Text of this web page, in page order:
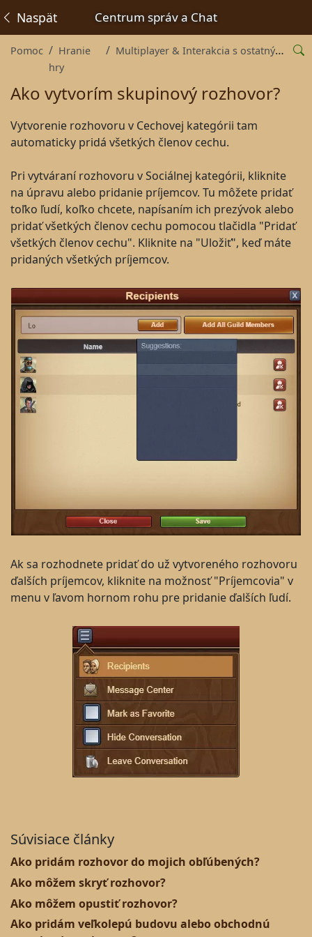
Centrum správ a Chat
Naspäť
Pomoc
Hranie
hry
Multiplayer & Interakcia s ostatnými hráčmi
Ako vytvorím skupinový rozhovor?
Vytvorenie rozhovoru v Cechovej kategórii tam
automaticky pridá všetkých členov cechu.
Pri vytváraní rozhovoru v Sociálnej kategórii, kliknite
na úpravu alebo pridanie príjemcov. Tu môžete pridať
toľko ľudí, koľko chcete, napísaním ich prezývok alebo
pridať všetkých členov cechu pomocou tlačidla "Pridať
všetkých členov cechu". Kliknite na "Uložiť", keď máte
pridaných všetkých príjemcov.
Ak sa rozhodnete pridať do už vytvoreného rozhovoru
ďalších príjemcov, kliknite na možnosť "Príjemcovia" v
menu v ľavom hornom rohu pre pridanie ďalších ľudí.
Súvisiace články
Ako pridám rozhovor do mojich obľúbených?
Ako môžem skryť rozhovor?
Ako môžem opustiť rozhovor?
Ako pridám veľkolepú budovu alebo obchodnú